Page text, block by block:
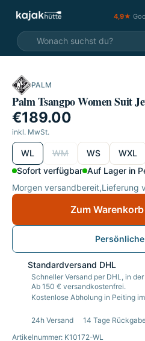
4,9★
PALM
Palm Tsangpo Women Suit
€189.00
inkl. MwSt.
wählen
WL WM WS
WXL
Sofort verfügbar Auf Lager in
Morgen versandbereit,Lieferung
Zum
Standardversand DHL
Schneller Versand per DHL, in
Ab 150 € versandkostenfrei.
Kostenlose Abholung in Peiting
24h Versand 14 Tage
Artikelnummer: K10172-WL